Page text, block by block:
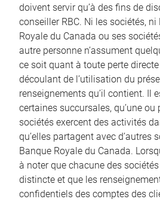
doivent servir qu’à des fins de
conseiller RBC. Ni les sociétés, ni
Royale du Canada ou ses
autre personne n’assument
ce soit quant à toute perte
découlant de l’utilisation du
renseignements qu’il contient. Il
certaines succursales, qu’une ou
sociétés exercent des activités
qu’elles partagent avec d’autres
Banque Royale du Canada.
à noter que chacune des
distincte et que les
confidentiels des comptes des